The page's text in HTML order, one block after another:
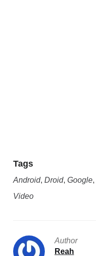
Tags
Android, Droid, Google,
Video
Author
Reah